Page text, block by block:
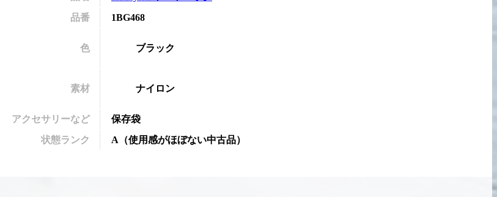
品番
1BG468
色 ブラック
素材 ナイロン
アクセサリーなど
保存袋
状態ランク
A （使用感がほぼない中古品）